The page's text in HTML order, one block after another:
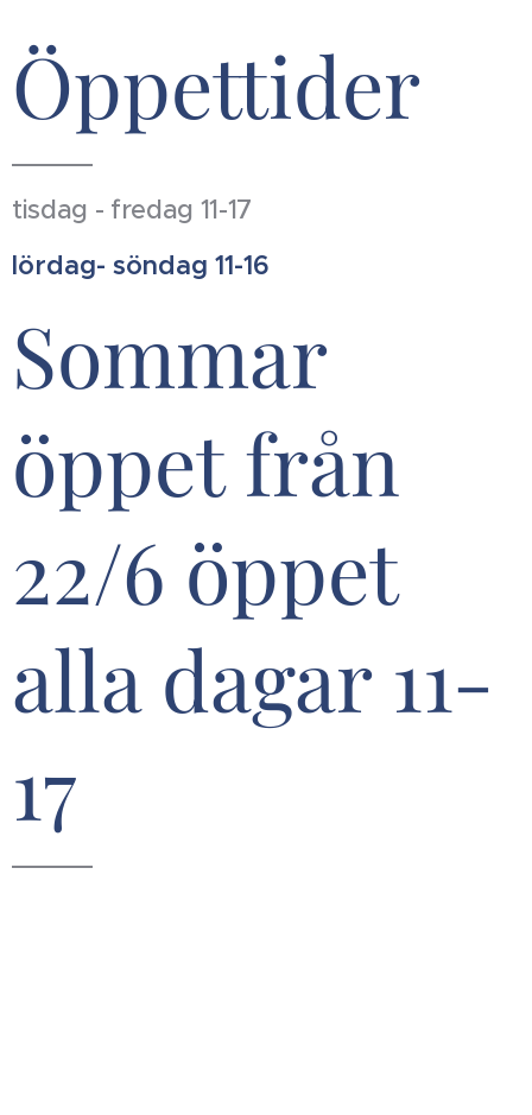
Öppettider
tisdag - fredag 11-17
lördag- söndag 11-16
Sommar
öppet från
22/6 öppet
alla dagar 11-
17